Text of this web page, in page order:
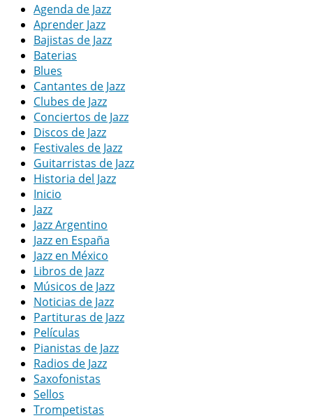
Agenda de Jazz
Aprender Jazz
Bajistas de Jazz
Baterias
Blues
Cantantes de Jazz
Clubes de Jazz
Conciertos de Jazz
Discos de Jazz
Festivales de Jazz
Guitarristas de Jazz
Historia del Jazz
Inicio
Jazz
Jazz Argentino
Jazz en España
Jazz en México
Libros de Jazz
Músicos de Jazz
Noticias de Jazz
Partituras de Jazz
Películas
Pianistas de Jazz
Radios de Jazz
Saxofonistas
Sellos
Trompetistas